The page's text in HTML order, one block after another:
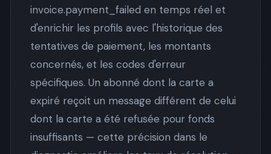
invoice.payment_failed en temps réel et
d'enrichir les profils avec l'historique des
tentatives de paiement, les montants
concernés, et les codes d'erreur
spécifiques. Un abonné dont la carte a
expiré reçoit un message différent de celui
dont la carte a été refusée pour fonds
insuffisants — cette précision dans le